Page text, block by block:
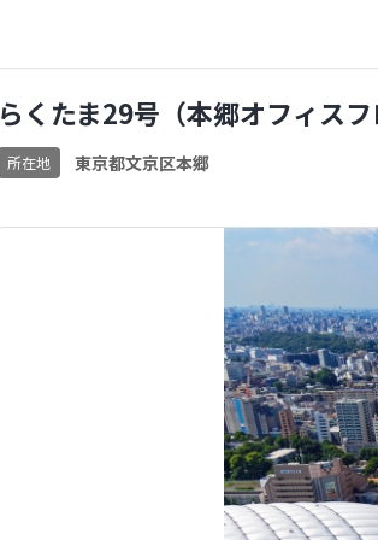
らくたま29号（本郷オフィス
所在地 東京都文京区本郷